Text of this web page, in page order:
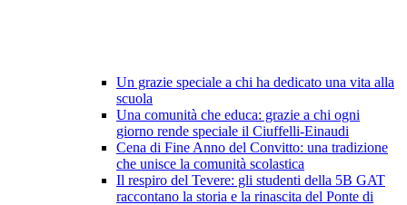
Un grazie speciale a chi ha dedicato una vita alla
scuola
Una comunità che educa: grazie a chi ogni
giorno rende speciale il Ciuffelli-Einaudi
Cena di Fine Anno del Convitto: una tradizione
che unisce la comunità scolastica
Il respiro del Tevere: gli studenti della 5B GAT
raccontano la storia e la rinascita del Ponte di